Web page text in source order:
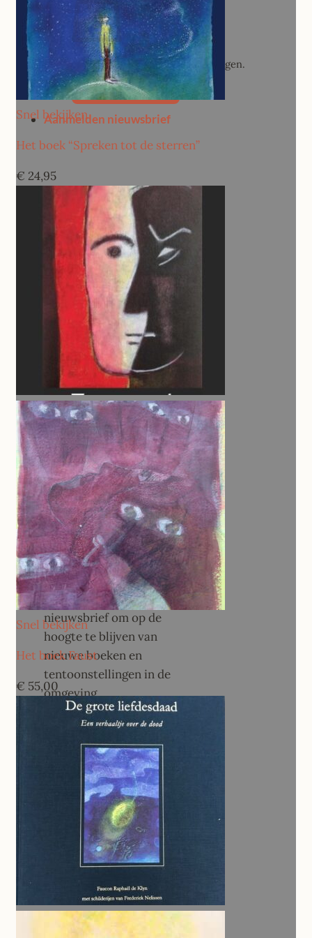
Geen producten in de winkelwagen.
Terug naar winkel
Aanmelden nieuwsbrief
Aanmelden
nieuwsbrief
Meld je aan voor onze
nieuwsbrief om op de
hoogte te blijven van
nieuwe boeken en
tentoonstellingen in de
omgeving.
[contact-form-7
id="1a822ea"
title="Newsletter"]
Snel bekijken
Het boek “Spreken tot de sterren”
€ 24,95
Snel bekijken
Het boek Faust
€ 55,00